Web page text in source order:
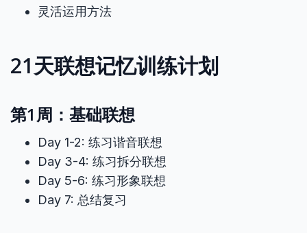
灵活运用方法
21天联想记忆训练计划
第1周：基础联想
Day 1-2: 练习谐音联想
Day 3-4: 练习拆分联想
Day 5-6: 练习形象联想
Day 7: 总结复习